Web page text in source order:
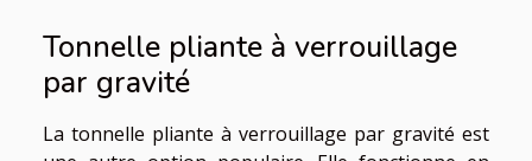
Tonnelle pliante à verrouillage
par gravité
La tonnelle pliante à verrouillage par gravité est